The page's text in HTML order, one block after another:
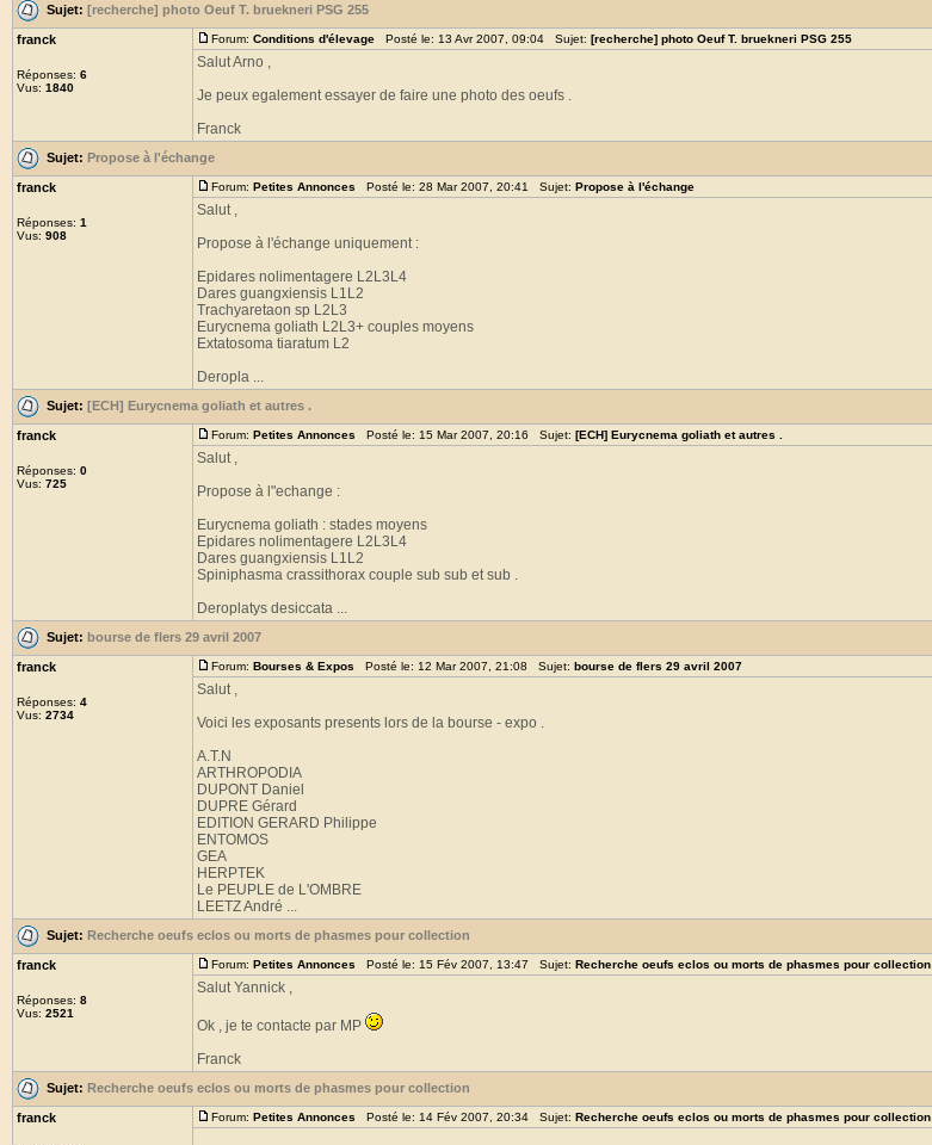
Sujet: [recherche] photo Oeuf T. bruekneri PSG 255
franck
Réponses: 6
Vus: 1840
Forum: Conditions d'élevage Posté le: 13 Avr 2007, 09:04 Sujet: [recherche] photo Oeuf T. bruekneri PSG 255
Salut Arno ,
Je peux egalement essayer de faire une photo des oeufs .
Franck
Sujet: Propose à l'échange
franck
Réponses: 1
Vus: 908
Forum: Petites Annonces Posté le: 28 Mar 2007, 20:41 Sujet: Propose à l'échange
Salut ,
Propose à l'échange uniquement :
Epidares nolimentagere L2L3L4
Dares guangxiensis L1L2
Trachyaretaon sp L2L3
Eurycnema goliath L2L3+ couples moyens
Extatosoma tiaratum L2
Deropla ...
Sujet: [ECH] Eurycnema goliath et autres .
franck
Réponses: 0
Vus: 725
Forum: Petites Annonces Posté le: 15 Mar 2007, 20:16 Sujet: [ECH] Eurycnema goliath et autres .
Salut ,
Propose à l"echange :
Eurycnema goliath : stades moyens
Epidares nolimentagere L2L3L4
Dares guangxiensis L1L2
Spiniphasma crassithorax couple sub sub et sub .
Deroplatys desiccata ...
Sujet: bourse de flers 29 avril 2007
franck
Réponses: 4
Vus: 2734
Forum: Bourses & Expos Posté le: 12 Mar 2007, 21:08 Sujet: bourse de flers 29 avril 2007
Salut ,
Voici les exposants presents lors de la bourse - expo .
A.T.N
ARTHROPODIA
DUPONT Daniel
DUPRE Gérard
EDITION GERARD Philippe
ENTOMOS
GEA
HERPTEK
Le PEUPLE de L'OMBRE
LEETZ André ...
Sujet: Recherche oeufs eclos ou morts de phasmes pour collection
franck
Réponses: 8
Vus: 2521
Forum: Petites Annonces Posté le: 15 Fév 2007, 13:47 Sujet: Recherche oeufs eclos ou morts de phasmes pour collection
Salut Yannick ,
Ok , je te contacte par MP
Franck
Sujet: Recherche oeufs eclos ou morts de phasmes pour collection
franck Forum: Petites Annonces Posté le: 14 Fév 2007, 20:34 Sujet: Recherche oeufs eclos ou morts de phasmes pour collection